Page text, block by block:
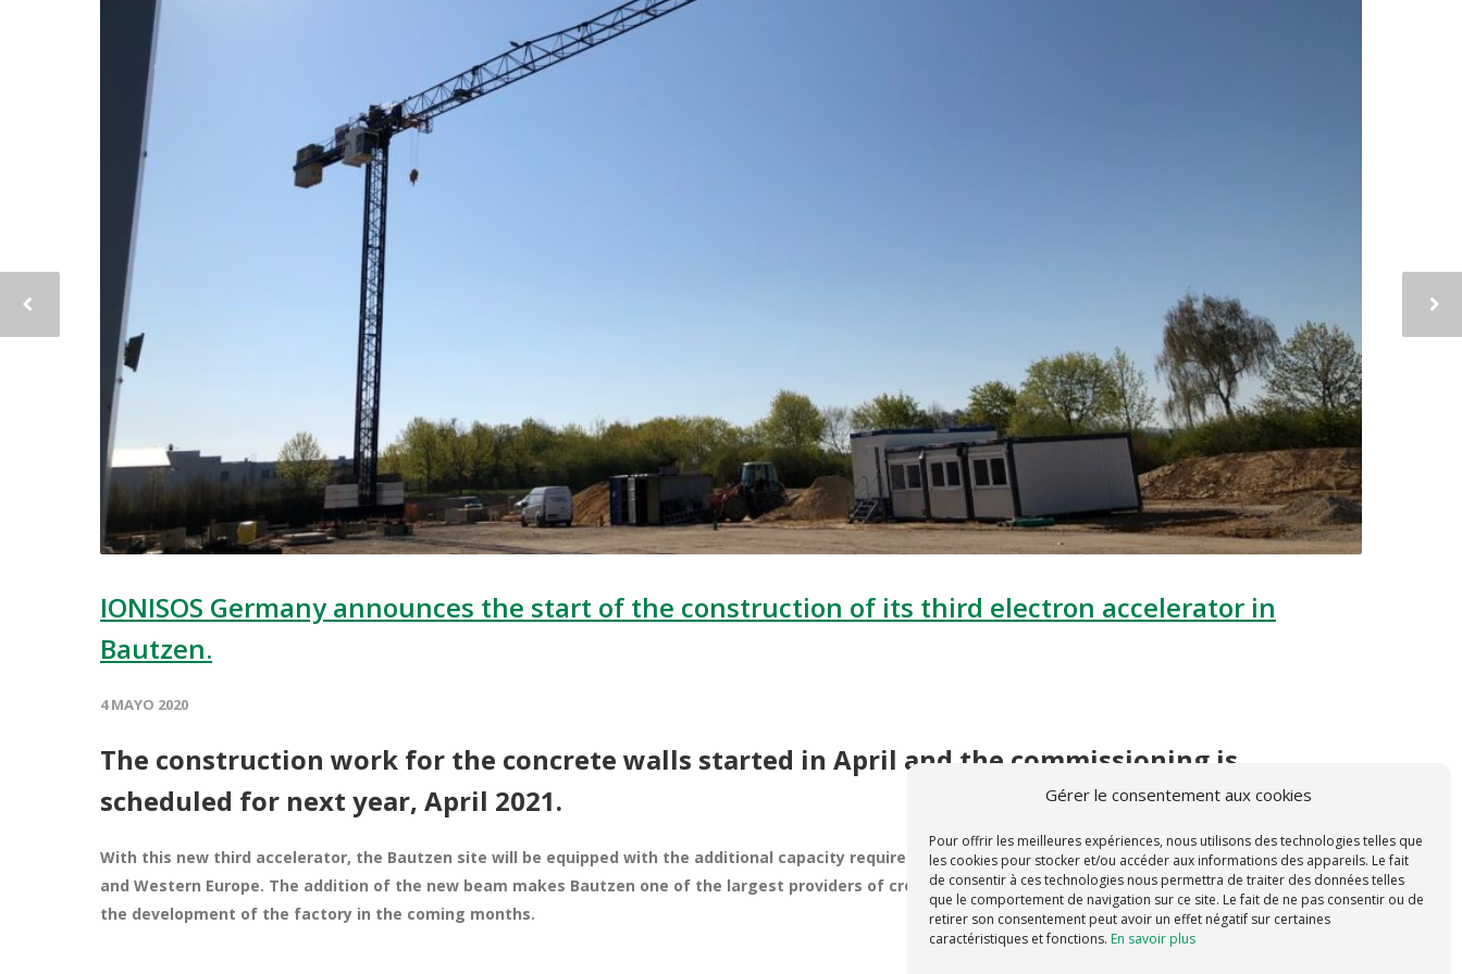
Gérer le consentement aux cookies
Pour offrir les meilleures expériences, nous utilisons des technologies telles que
les cookies pour stocker et/ou accéder aux informations des appareils. Le fait
de consentir à ces technologies nous permettra de traiter des données telles
que le comportement de navigation sur ce site. Le fait de ne pas consentir ou de
retirer son consentement peut avoir un effet négatif sur certaines
caractéristiques et fonctions. En savoir plus
IONISOS Germany announces the start of the construction of its third electron accelerator in
Bautzen.
4 MAYO 2020
The construction work for the concrete walls started in April and the commissioning is
scheduled for next year, April 2021.
With this new third accelerator, the Bautzen site will be equipped with the additional capacity required to meet the increasing industrial demand in Central
and Western Europe. The addition of the new beam makes Bautzen one of the largest providers of crosslinking services in Europe. We will continue to update
the development of the factory in the coming months.